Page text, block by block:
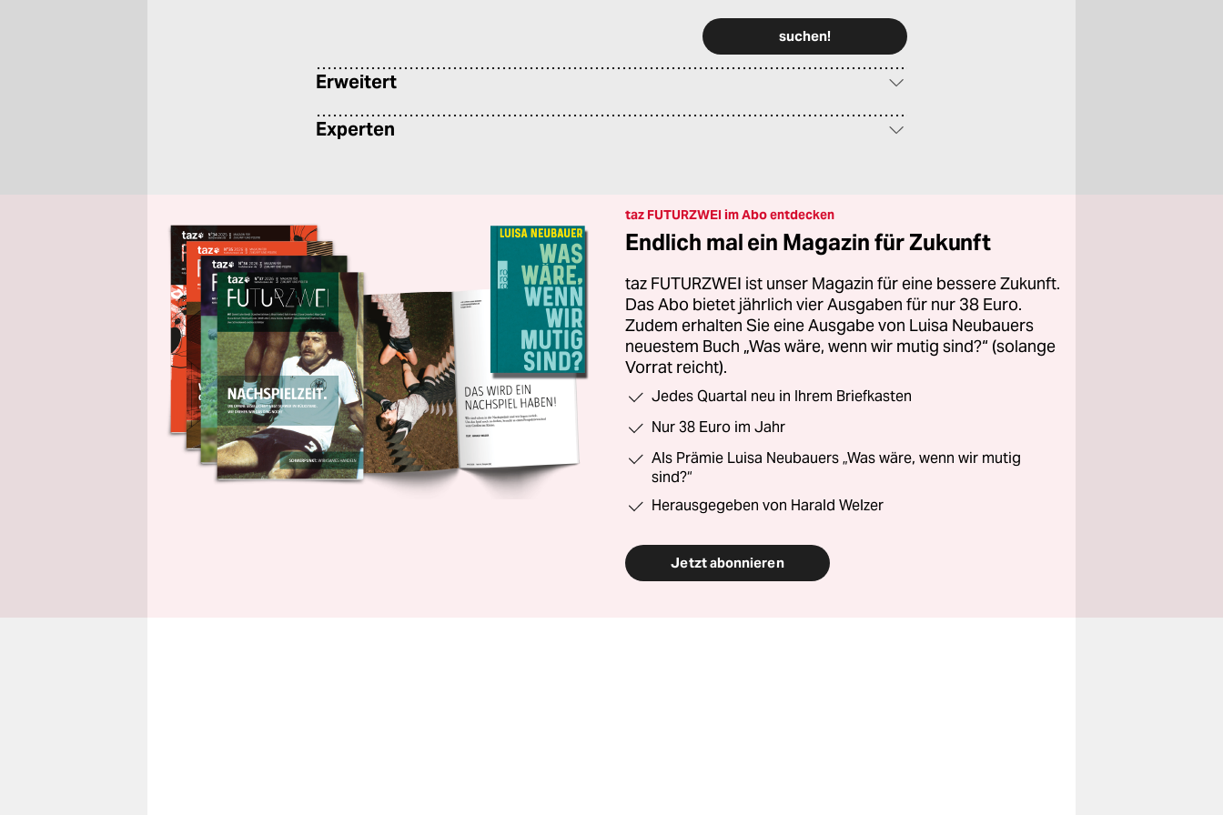
Erweitert
Experten
taz FUTURZWEI im Abo entdecken
Endlich mal ein Magazin für Zukunft
taz FUTURZWEI ist unser Magazin für eine bessere Zukunft.
Das Abo bietet jährlich vier Ausgaben für nur 38 Euro.
Zudem erhalten Sie eine Ausgabe von Luisa Neubauers
neuestem Buch „Was wäre, wenn wir mutig sind?“ (solange
Vorrat reicht).
Jedes Quartal neu in Ihrem Briefkasten
Nur 38 Euro im Jahr
Als Prämie Luisa Neubauers „Was wäre, wenn wir mutig
sind?“
Herausgegeben von Harald Welzer
Jetzt abonnieren